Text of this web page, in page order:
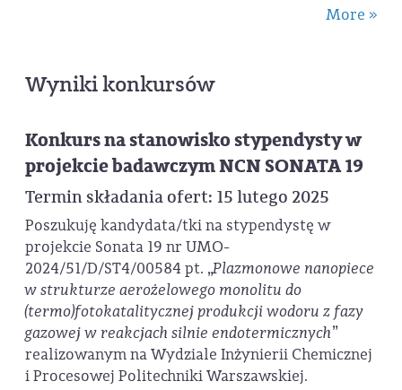
More »
Wyniki konkursów
Konkurs na stanowisko stypendysty w
projekcie badawczym NCN SONATA 19
Termin składania ofert: 15 lutego 2025
Poszukuję kandydata/tki na stypendystę w
projekcie Sonata 19 nr UMO-
2024/51/D/ST4/00584 pt. „Plazmonowe nanopiece
w strukturze aerożelowego monolitu do
(termo)fotokatalitycznej produkcji wodoru z fazy
gazowej w reakcjach silnie endotermicznych”
realizowanym na Wydziale Inżynierii Chemicznej
i Procesowej Politechniki Warszawskiej.